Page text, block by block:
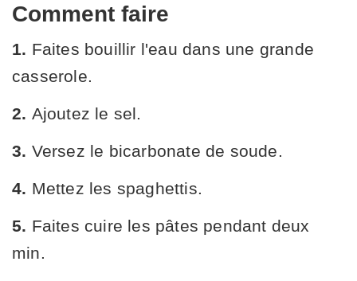
Comment faire
1. Faites bouillir l'eau dans une grande
casserole.
2. Ajoutez le sel.
3. Versez le bicarbonate de soude.
4. Mettez les spaghettis.
5. Faites cuire les pâtes pendant deux
min.